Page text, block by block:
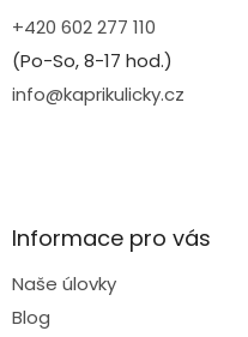
+420 602 277 110
(Po-So, 8-17 hod.)
info@kaprikulicky.cz
Informace pro vás
Naše úlovky
Blog